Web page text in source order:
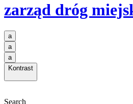
zarząd dróg
a
a
a
Kontrast
Search